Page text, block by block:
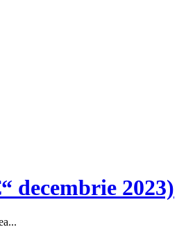
decembrie 2023)